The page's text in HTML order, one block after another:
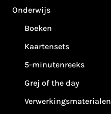
Onderwijs
Boeken
Kaartensets
5-minutenreeks
Grej of the day
Verwerkingsmaterialen